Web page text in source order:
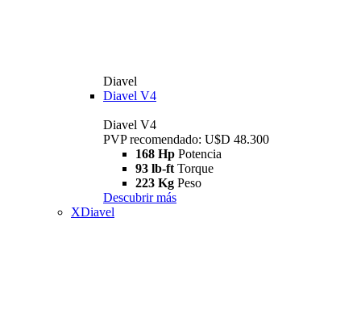
Diavel
Diavel V4
Diavel V4
PVP recomendado: U$D 48.300
168 Hp Potencia
93 lb-ft Torque
223 Kg Peso
Descubrir más
XDiavel